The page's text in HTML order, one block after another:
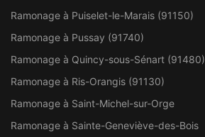
Ramonage à Puiselet-le-Marais (91150)
Ramonage à Pussay (91740)
Ramonage à Quincy-sous-Sénart (91480)
Ramonage à Ris-Orangis (91130)
Ramonage à Saint-Michel-sur-Orge
Ramonage à Sainte-Geneviève-des-Bois